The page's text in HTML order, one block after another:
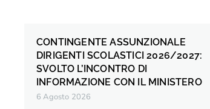
CONTINGENTE ASSUNZIONALE
DIRIGENTI SCOLASTICI 2026/2027:
SVOLTO L’INCONTRO DI
INFORMAZIONE CON IL MINISTERO
6 Agosto 2026